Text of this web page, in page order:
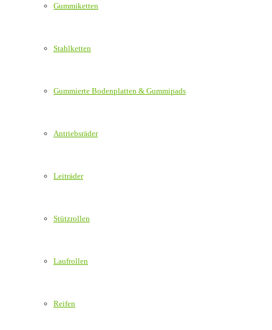
Gummiketten
Stahlketten
Gummierte Bodenplatten & Gummipads
Antriebsräder
Leiträder
Stützrollen
Laufrollen
Reifen